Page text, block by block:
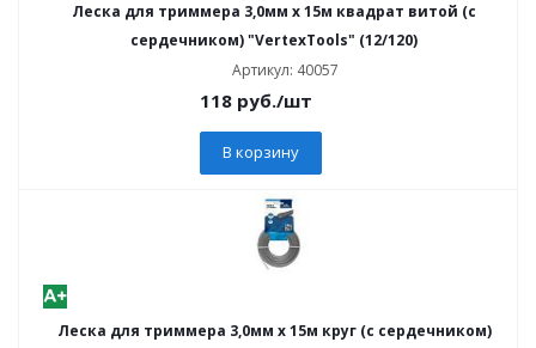
Леска для триммера 3,0мм х 15м квадрат витой (с
сердечником) "VertexTools" (12/120)
Артикул: 40057
118 руб./шт
В корзину
Леска для триммера 3,0мм х 15м круг (с сердечником)